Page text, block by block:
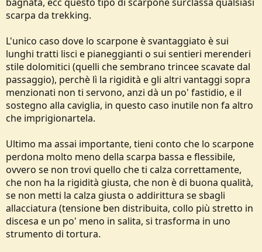
scarpa da trekking.
L'unico caso dove lo scarpone è svantaggiato è sui
lunghi tratti lisci e pianeggianti o sui sentieri merenderi
stile dolomitici (quelli che sembrano trincee scavate dal
passaggio), perchè lì la rigidità e gli altri vantaggi sopra
menzionati non ti servono, anzi dà un po' fastidio, e il
sostegno alla caviglia, in questo caso inutile non fa altro
che imprigionartela.
Ultimo ma assai importante, tieni conto che lo scarpone
perdona molto meno della scarpa bassa e flessibile,
ovvero se non trovi quello che ti calza correttamente,
che non ha la rigidità giusta, che non è di buona qualità,
se non metti la calza giusta o addirittura se sbagli
allacciatura (tensione ben distribuita, collo più stretto in
discesa e un po' meno in salita, si trasforma in uno
strumento di tortura.